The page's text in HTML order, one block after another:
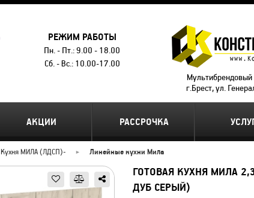
РЕЖИМ РАБОТЫ
Пн. - Пт.: 9.00 - 18.00
Сб. - Вс.: 10.00-17.00
Мультибрендовый
г.Брест, ул.
АКЦИИ РАССРОЧКА
Кухня МИЛА (ЛДСП)- Линейные кухни Мила
ГОТОВАЯ КУХНЯ МИЛА
ДУБ СЕРЫЙ)